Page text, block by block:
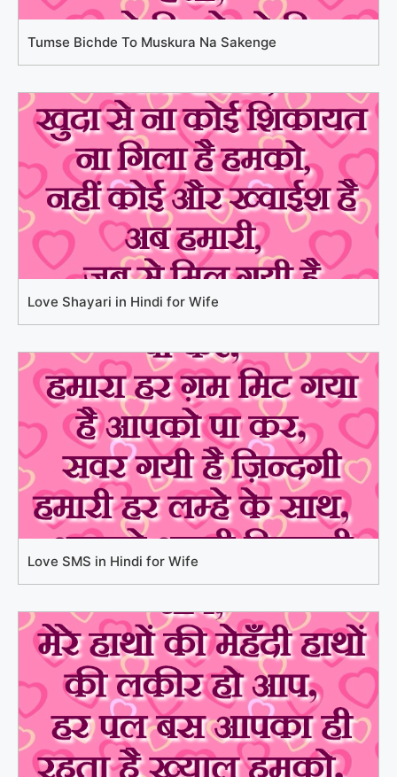
Tumse Bichde To Muskura Na Sakenge
Love Shayari in Hindi for Wife
Love SMS in Hindi for Wife